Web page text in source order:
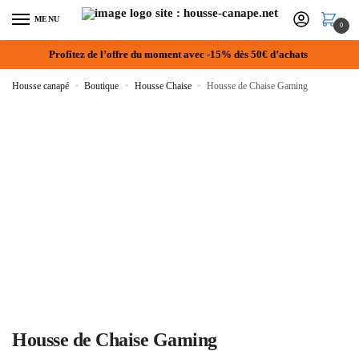
MENU
0
Profitez de l’offre du moment avec -15% dès 50€ d’achats
Housse canapé » Boutique » Housse Chaise » Housse de Chaise Gaming
Housse de Chaise Gaming